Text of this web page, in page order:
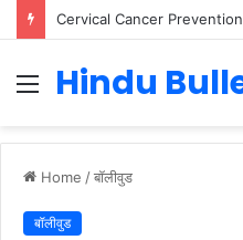
Menu
Hindu
Home /बॉलीवुड
बॉलीवुड